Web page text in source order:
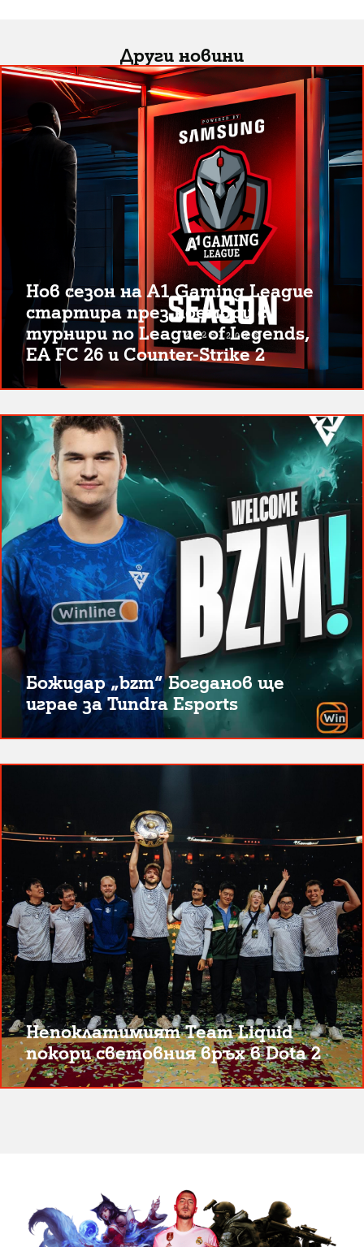
Други новини
Нов сезон на A1 Gaming League
стартира през ноември с
турнири по League of Legends,
EA FC 26 и Counter-Strike 2
Божидар „bzm“ Богданов ще
играе за Tundra Esports
Непоклатимият Team Liquid
покори световния връх в Dota 2